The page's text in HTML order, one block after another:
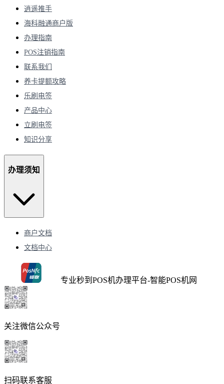
逍遥推手
海科融通商户版
办理指南
POS注销指南
联系我们
养卡提额攻略
乐刷电签
产品中心
立刷电签
知识分享
办理须知
商户文档
文档中心
专业秒到POS机办理平台-智能POS机网
关注微信公众号
扫码联系客服